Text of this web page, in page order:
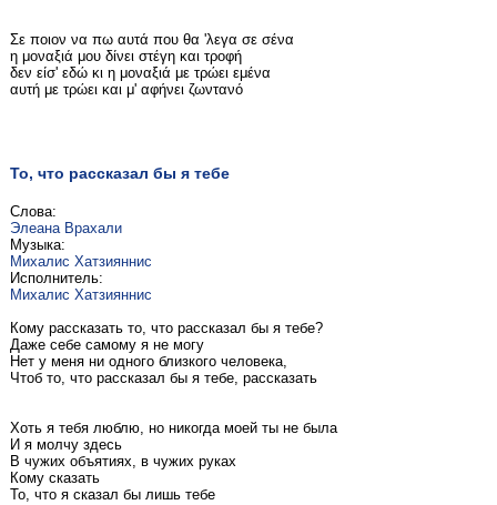
Σε ποιον να πω αυτά που θα 'λεγα σε σένα
η μοναξιά μου δίνει στέγη και τροφή
δεν είσ' εδώ κι η μοναξιά με τρώει εμένα
αυτή με τρώει και μ' αφήνει ζωντανό
То, что рассказал бы я тебе
Слова:
Элеана Врахали
Музыка:
Михалис Хатзияннис
Исполнитель:
Михалис Хатзияннис
Кому рассказать то, что рассказал бы я тебе?
Даже себе самому я не могу
Нет у меня ни одного близкого человека,
Чтоб то, что рассказал бы я тебе, рассказать
Хоть я тебя люблю, но никогда моей ты не была
И я молчу здесь
В чужих объятиях, в чужих руках
Кому сказать
То, что я сказал бы лишь тебе